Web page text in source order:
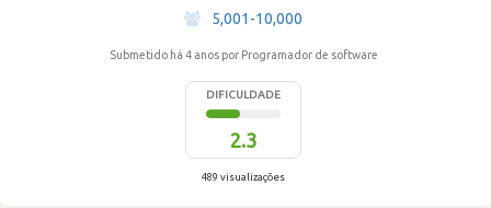
·
5,001-10,000
Submetido há 4 anos por Programador de software
DIFICULDADE
2.3
489 visualizações